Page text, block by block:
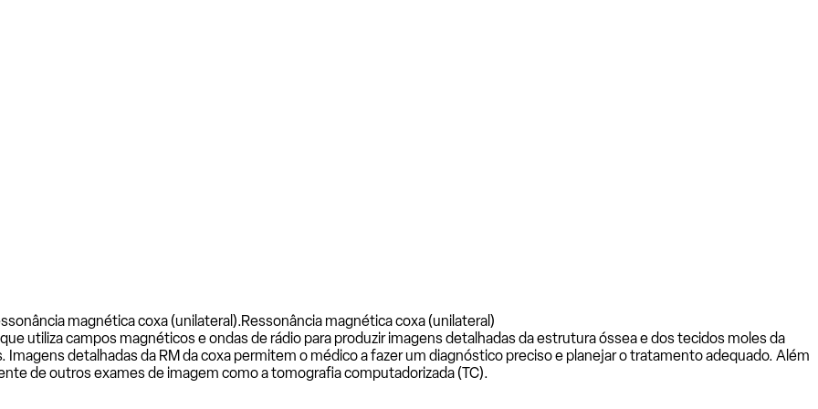
magnética coxa (unilateral).Ressonância magnética coxa (unilateral)
utiliza campos magnéticos e ondas de rádio para produzir imagens detalhadas da estrutura óssea e dos tecidos moles da
detalhadas da RM da coxa permitem o médico a fazer um diagnóstico preciso e planejar o tratamento adequado. Além
de outros exames de imagem como a tomografia computadorizada (TC).